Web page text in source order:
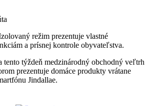
režim prezentuje vlastné
a prísnej kontrole obyvateľstva.
tento týždeň medzinárodný obchodný veľtrh
prezentuje domáce produkty vrátane
Jindallae.